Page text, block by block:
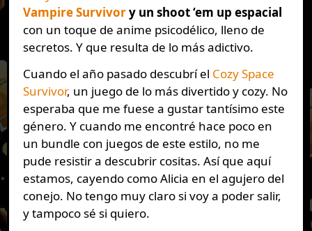
Vampire Survivory un shoot ‘em up espacial
con un toque de anime psicodélico, lleno de
secretos. Y que resulta de lo más adictivo.
Cuando el año pasado descubrí el Cozy Space
Survivor, un juego de lo más divertido y cozy. No
esperaba que me fuese a gustar tantísimo este
género. Y cuando me encontré hace poco en
un bundle con juegos de este estilo, no me
pude resistir a descubrir cositas. Así que aquí
estamos, cayendo como Alicia en el agujero del
conejo. No tengo muy claro si voy a poder salir,
y tampoco sé si quiero.